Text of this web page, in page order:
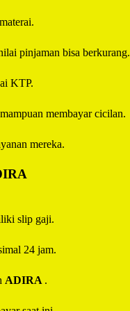
pinjaman bisa berkurang.
KTP.
membayar cicilan.
mereka.
slip gaji.
24 jam.
ADIRA .